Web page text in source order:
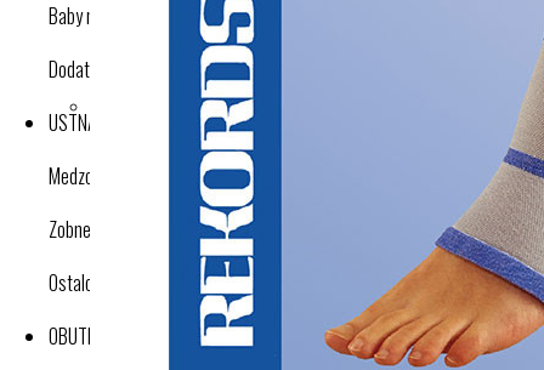
Baby nose cleaner
Dodatki
USTNA HIGIENA
Medzobne ščetke
Zobne ščetke
Ostalo
OBUTEV